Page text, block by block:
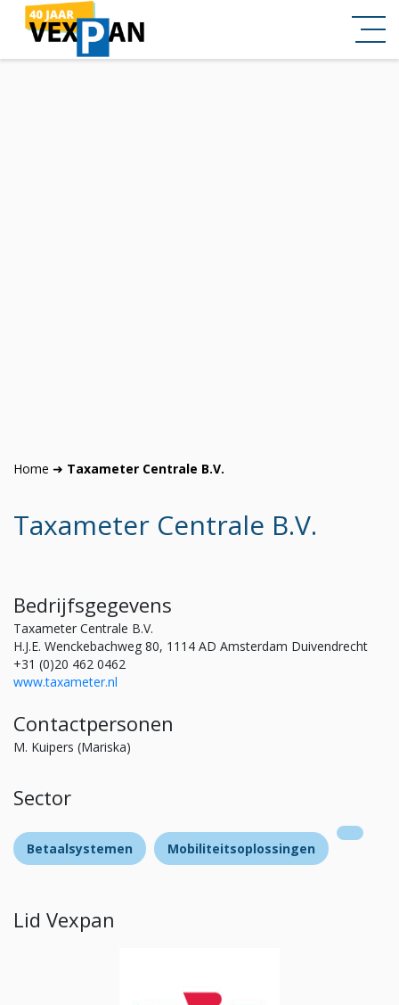
Home ➜ Taxameter Centrale B.V.
Taxameter Centrale B.V.
Bedrijfsgegevens
Taxameter Centrale B.V.
H.J.E. Wenckebachweg 80, 1114 AD Amsterdam Duivendrecht
+31 (0)20 462 0462
www.taxameter.nl
Contactpersonen
M. Kuipers (Mariska)
Sector
Betaalsystemen Mobiliteitsoplossingen
Lid Vexpan